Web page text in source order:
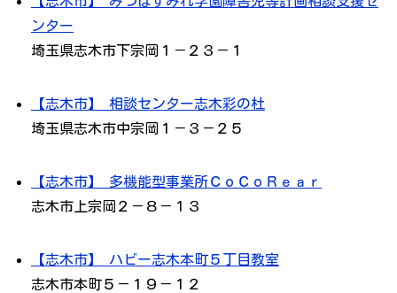
ンター
埼玉県志木市下宗岡１－２３－１
【志木市】 相談センター志木彩の杜
埼玉県志木市中宗岡１－３－２５
【志木市】 多機能型事業所ＣоＣоＲｅａｒ
志木市上宗岡２－８－１３
【志木市】 ハビー志木本町５丁目教室
志木市本町５－１９－１２